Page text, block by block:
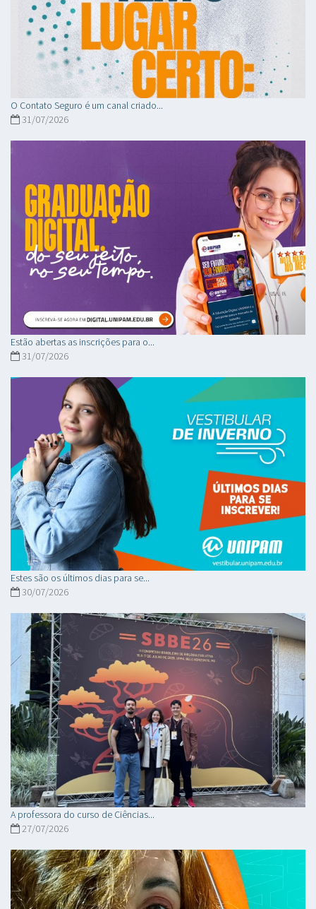
O Contato Seguro é um canal criado...
31/07/2026
Estão abertas as inscrições para o...
31/07/2026
Estes são os últimos dias para se...
30/07/2026
A professora do curso de Ciências...
27/07/2026